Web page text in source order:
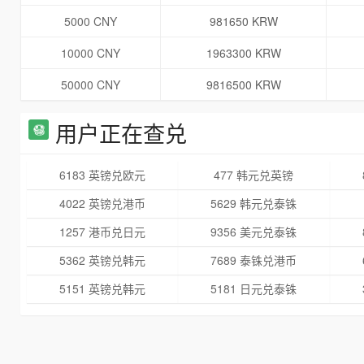
5000 CNY
981650 KRW
10000 CNY
1963300 KRW
50000 CNY
9816500 KRW
用户正在查兑
6183 英镑兑欧元 477 韩元兑英镑
4022 英镑兑港币
5629 韩元兑泰铢
1257 港币兑日元
9356 美元兑泰铢
5362 英镑兑韩元
7689 泰铢兑港币
5151 英镑兑韩元
5181 日元兑泰铢